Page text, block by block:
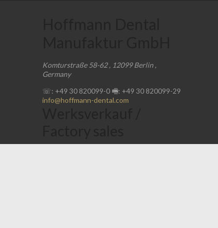
Komturstraße 58-62, 12099 Berlin ,
Germany
☏: +49 30 820099-0 🖷: +49 30 820099-29
info@hoffmann-dental.com